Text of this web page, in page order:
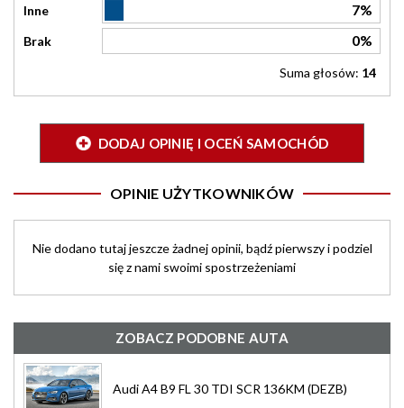
Inne 7%
Brak 0%
Suma głosów: 14
DODAJ OPINIĘ I OCEŃ SAMOCHÓD
OPINIE UŻYTKOWNIKÓW
Nie dodano tutaj jeszcze żadnej opinii, bądź pierwszy i podziel
się z nami swoimi spostrzeżeniami
ZOBACZ PODOBNE AUTA
Audi A4 B9 FL 30 TDI SCR 136KM (DEZB)